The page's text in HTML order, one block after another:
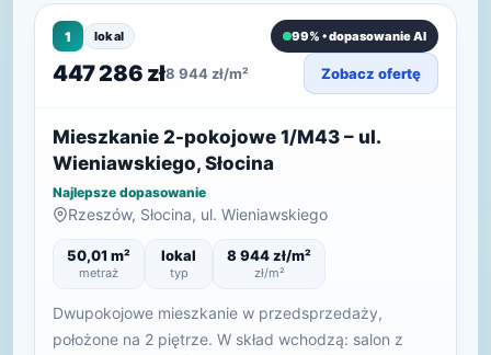
1 lokal 99% • dopasowanie AI
447 286 zł8 944 zł/m² Zobacz ofertę
Mieszkanie 2-pokojowe 1/M43 – ul.
Wieniawskiego, Słocina
Najlepsze dopasowanie
Rzeszów, Słocina, ul. Wieniawskiego
50,01 m²
metraż
lokal
typ
8 944 zł/m²
zł/m²
Dwupokojowe mieszkanie w przedsprzedaży,
położone na 2 piętrze. W skład wchodzą: salon z